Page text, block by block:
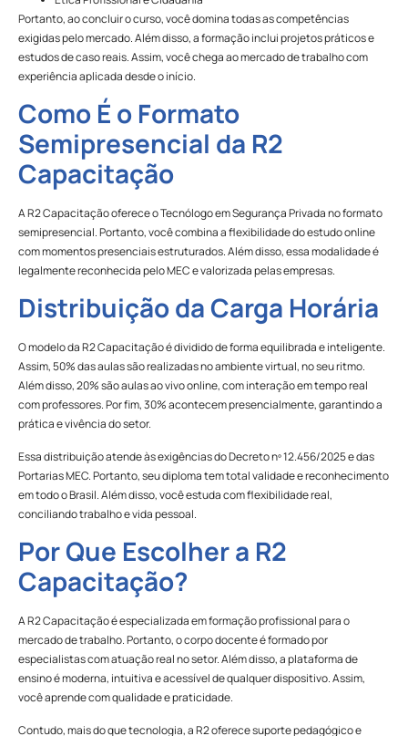
Portanto, ao concluir o curso, você domina todas as competências
exigidas pelo mercado. Além disso, a formação inclui projetos práticos e
estudos de caso reais. Assim, você chega ao mercado de trabalho com
experiência aplicada desde o início.
Como É o Formato
Semipresencial da R2
Capacitação
A R2 Capacitação oferece o Tecnólogo em Segurança Privada no formato
semipresencial. Portanto, você combina a flexibilidade do estudo online
com momentos presenciais estruturados. Além disso, essa modalidade é
legalmente reconhecida pelo MEC e valorizada pelas empresas.
Distribuição da Carga Horária
O modelo da R2 Capacitação é dividido de forma equilibrada e inteligente.
Assim, 50% das aulas são realizadas no ambiente virtual, no seu ritmo.
Além disso, 20% são aulas ao vivo online, com interação em tempo real
com professores. Por fim, 30% acontecem presencialmente, garantindo a
prática e vivência do setor.
Essa distribuição atende às exigências do Decreto nº 12.456/2025 e das
Portarias MEC. Portanto, seu diploma tem total validade e reconhecimento
em todo o Brasil. Além disso, você estuda com flexibilidade real,
conciliando trabalho e vida pessoal.
Por Que Escolher a R2
Capacitação?
A R2 Capacitação é especializada em formação profissional para o
mercado de trabalho. Portanto, o corpo docente é formado por
especialistas com atuação real no setor. Além disso, a plataforma de
ensino é moderna, intuitiva e acessível de qualquer dispositivo. Assim,
você aprende com qualidade e praticidade.
Contudo, mais do que tecnologia, a R2 oferece suporte pedagógico e